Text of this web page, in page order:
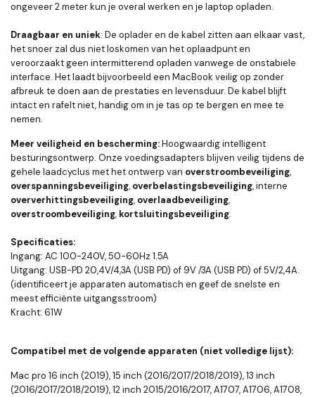
ongeveer 2 meter kun je overal werken en je laptop opladen.
Draagbaar en uniek: De oplader en de kabel zitten aan elkaar vast,
het snoer zal dus niet loskomen van het oplaadpunt en
veroorzaakt geen intermitterend opladen vanwege de onstabiele
interface. Het laadt bijvoorbeeld een MacBook veilig op zonder
afbreuk te doen aan de prestaties en levensduur. De kabel blijft
intact en rafelt niet, handig om in je tas op te bergen en mee te
nemen.
Meer veiligheid en bescherming:Hoogwaardig intelligent
besturingsontwerp. Onze voedingsadapters blijven veilig tijdens de
gehele laadcyclus met het ontwerp van overstroombeveiliging,
overspanningsbeveiliging, overbelastingsbeveiliging, interne
oververhittingsbeveiliging, overlaadbeveiliging,
overstroombeveiliging, kortsluitingsbeveiliging.
Specificaties:
Ingang: AC 100-240V, 50-60Hz 1.5A
Uitgang: USB-PD 20,4V/4,3A (USB PD) of 9V /3A (USB PD) of 5V/2,4A.
(identificeert je apparaten automatisch en geef de snelste en
meest efficiënte uitgangsstroom)
Kracht: 61W
Compatibel met de volgende apparaten (niet volledige lijst):
Mac pro 16 inch (2019), 15 inch (2016/2017/2018/2019), 13 inch
(2016/2017/2018/2019), 12 inch 2015/2016/2017, A1707, A1706, A1708,